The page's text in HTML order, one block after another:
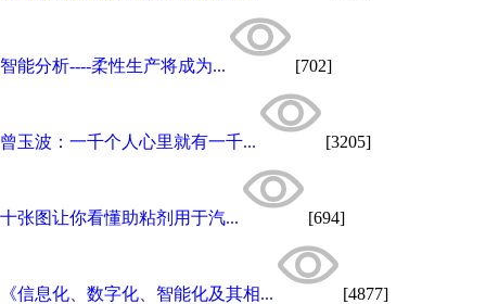
智能分析----柔性生产将成为... [702]
曾玉波：一千个人心里就有一千... [3205]
十张图让你看懂助粘剂用于汽... [694]
《信息化、数字化、智能化及其相... [4877]